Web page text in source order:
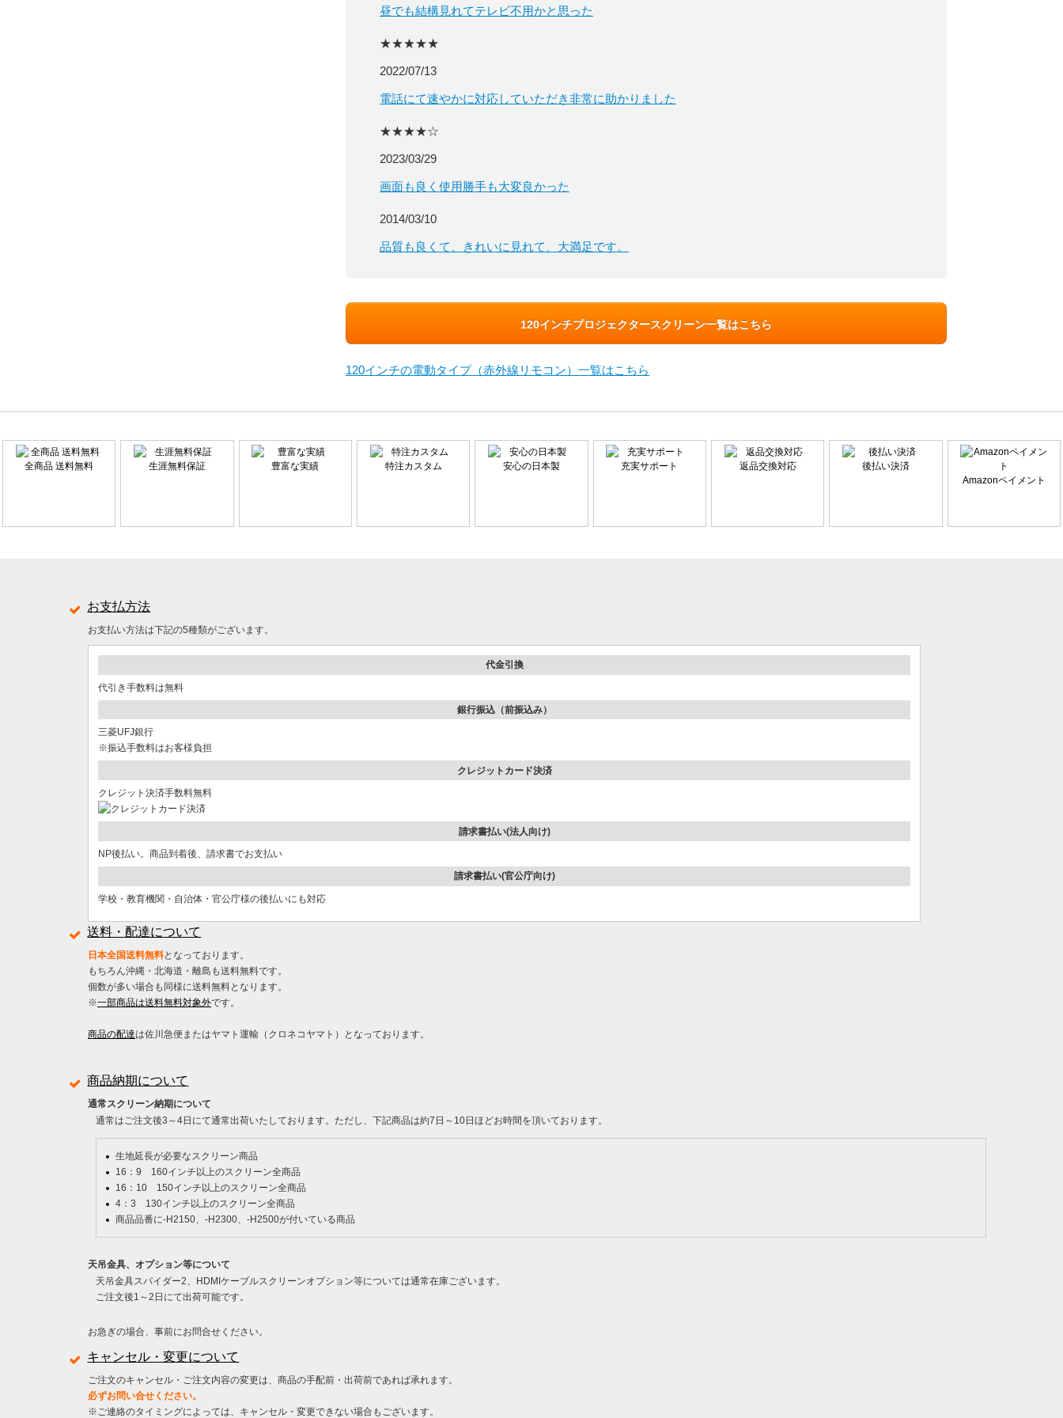
昼でも結構見れてテレビ不用かと思った
★★★★★
2022/07/13
電話にて速やかに対応していただき非常に助かりました
★★★★☆
2023/03/29
画面も良く使用勝手も大変良かった
2014/03/10
品質も良くて、きれいに見れて、大満足です。
120インチプロジェクタースクリーン一覧はこちら
120インチの電動タイプ（赤外線リモコン）一覧はこちら
全商品 送料無料 生涯無料保証 豊富な実績 特注カスタム 安心の日本製 充実サポート 返品交換対応
後払い決済
Amazonペイメント
お支払方法
お支払い方法は下記の5種類がございます。
代金引換
代引き手数料は無料
銀行振込（前振込み）
三菱UFJ銀行
※振込手数料はお客様負担
クレジットカード決済
クレジット決済手数料無料
請求書払い(法人向け)
NP後払い。商品到着後、請求書でお支払い
請求書払い(官公庁向け)
学校・教育機関・自治体・官公庁様の後払いにも対応
送料・配達について
日本全国送料無料となっております。
もちろん沖縄・北海道・離島も送料無料です。
個数が多い場合も同様に送料無料となります。
※一部商品は送料無料対象外です。
商品の配達は佐川急便またはヤマト運輸（クロネコヤマト）となっております。
商品納期について
通常スクリーン納期について
通常はご注文後3～4日にて通常出荷いたしております。ただし、下記商品は約7日～10日ほどお時間を頂いております。
生地延長が必要なスクリーン商品
16：9 160インチ以上のスクリーン全商品
16：10 150インチ以上のスクリーン全商品
4：3 130インチ以上のスクリーン全商品
商品品番に-H2150、-H2300、-H2500が付いている商品
天吊金具、オプション等について
天吊金具スパイダー2、HDMIケーブルスクリーンオプション等については通常在庫ございます。
ご注文後1～2日にて出荷可能です。
お急ぎの場合、事前にお問合せください。
キャンセル・変更について
ご注文のキャンセル・ご注文内容の変更は、商品の手配前・出荷前であれば承れます。
必ずお問い合せください。
※ご連絡のタイミングによっては、キャンセル・変更できない場合もございます。